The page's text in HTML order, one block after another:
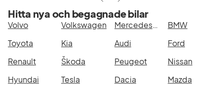
Hitta nya och begagnade bilar
Volvo Volkswagen Mercedes-Benz
BMW
Toyota
Kia Audi
Ford
Renault
Škoda Peugeot
Nissan
Hyundai
Tesla Dacia
Mazda